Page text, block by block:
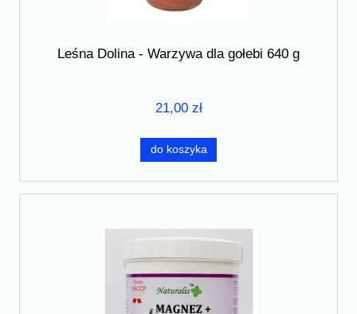
Leśna Dolina - Warzywa dla gołebi 640 g
21,00 zł
do koszyka